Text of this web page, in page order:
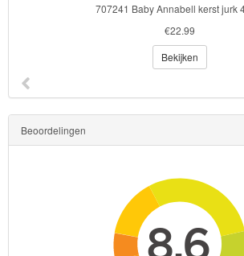
OP=OP!
707241 Baby Annabell kerst jurk
€22.99
Bekijken
Beoordelingen